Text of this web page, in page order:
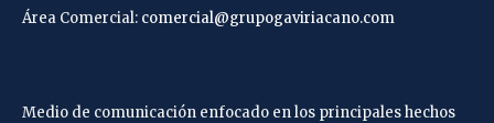
Área Comercial: comercial@grupogaviriacano.com
Medio de comunicación enfocado en los principales hechos